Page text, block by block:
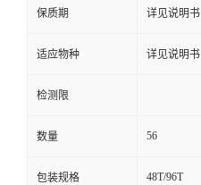
保质期 详见说明书
适应物种 详见说明书
检测限
数量 56
包装规格 48T/96T